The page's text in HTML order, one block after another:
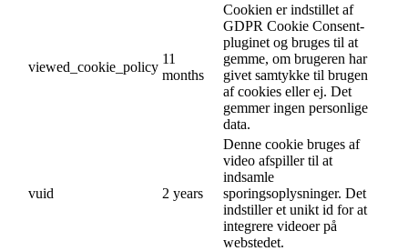
viewed_cookie_policy
11
months
Cookien er indstillet af
GDPR Cookie Consent-
pluginet og bruges til at
gemme, om brugeren har
givet samtykke til brugen
af cookies eller ej. Det
gemmer ingen personlige
data.
vuid 2 years
Denne cookie bruges af
video afspiller til at
indsamle
sporingsoplysninger. Det
indstiller et unikt id for at
integrere videoer på
webstedet.